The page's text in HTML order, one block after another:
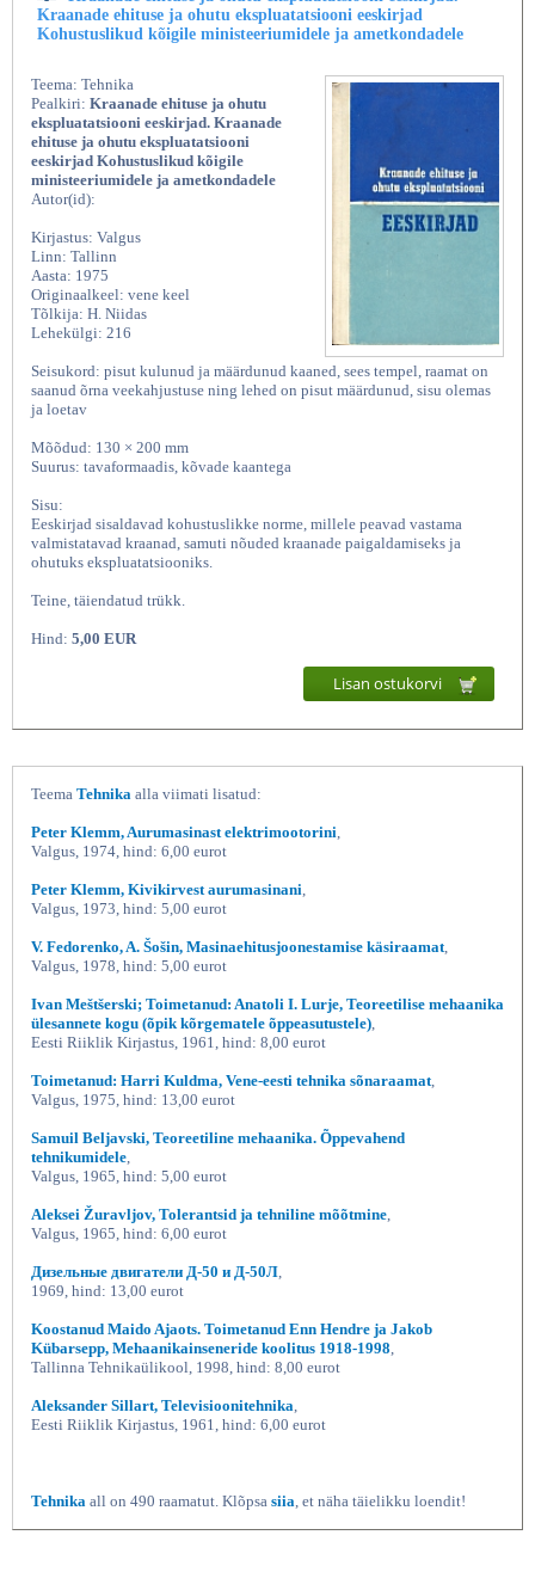
Kraanade ehituse ja ohutu
Kraanade ehituse ja ohutu ekspluatatsiooni eeskirjad
Kohustuslikud kõigile ministeeriumidele ja ametkondadele
Teema: Tehnika
Pealkiri: Kraanade ehituse ja ohutu
ekspluatatsiooni eeskirjad. Kraanade
ehituse ja ohutu ekspluatatsiooni
eeskirjad Kohustuslikud kõigile
ministeeriumidele ja ametkondadele
Autor(id):
Kirjastus: Valgus
Linn: Tallinn
Aasta: 1975
Originaalkeel: vene keel
Tõlkija: H. Niidas
Lehekülgi: 216
Seisukord: pisut kulunud ja määrdunud kaaned, sees tempel, raamat on
saanud õrna veekahjustuse ning lehed on pisut määrdunud, sisu olemas
ja loetav
Mõõdud: 130 × 200 mm
Suurus: tavaformaadis, kõvade kaantega
Sisu:
Eeskirjad sisaldavad kohustuslikke norme, millele peavad vastama
valmistatavad kraanad, samuti nõuded kraanade paigaldamiseks ja
ohutuks ekspluatatsiooniks.
Teine, täiendatud trükk.
Hind: 5,00 EUR
Lisan ostukorvi
Teema Tehnika alla viimati lisatud:
Peter Klemm, Aurumasinast elektrimootorini
Valgus, 1974, hind: 6,00 eurot
Peter Klemm, Kivikirvest aurumasinani
Valgus, 1973, hind: 5,00 eurot
V. Fedorenko, A. Šošin, Masinaehitusjoonestamise käsiraamat
Valgus, 1978, hind: 5,00 eurot
Ivan Meštšerski; Toimetanud: Anatoli I. Lurje, Teoreetilise mehaanika
ülesannete kogu (õpik kõrgematele õppeasutustele)
Eesti Riiklik Kirjastus, 1961, hind: 8,00 eurot
Toimetanud: Harri Kuldma, Vene-eesti tehnika sõnaraamat
Valgus, 1975, hind: 13,00 eurot
Samuil Beljavski, Teoreetiline mehaanika. Õppevahend
tehnikumidele
Valgus, 1965, hind: 5,00 eurot
Aleksei Žuravljov, Tolerantsid ja tehniline mõõtmine
Valgus, 1965, hind: 6,00 eurot
Дизельные двигатели Д-50 и Д-50Л
1969, hind: 13,00 eurot
Koostanud Maido Ajaots. Toimetanud Enn Hendre ja Jakob
Kübarsepp, Mehaanikainseneride koolitus 1918-1998
Tallinna Tehnikaülikool, 1998, hind: 8,00 eurot
Aleksander Sillart, Televisioonitehnika
Eesti Riiklik Kirjastus, 1961, hind: 6,00 eurot
Tehnika all on 490 raamatut. Klõpsa siia , et näha täielikku loendit!